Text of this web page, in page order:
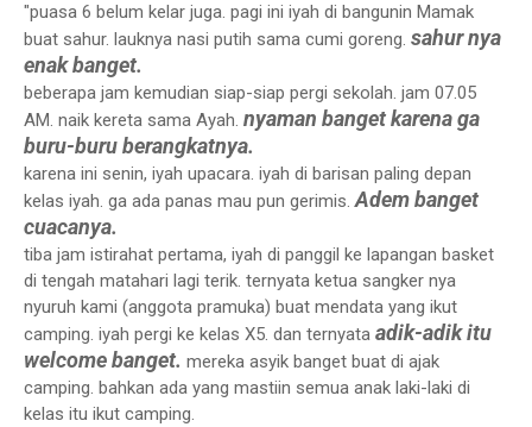
"puasa 6 belum kelar juga. pagi ini iyah di bangunin Mamak
buat sahur. lauknya nasi putih sama cumi goreng. sahur nya
enak banget.
beberapa jam kemudian siap-siap pergi sekolah. jam 07.05
AM. naik kereta sama Ayah. nyaman banget karena ga
buru-buru berangkatnya.
karena ini senin, iyah upacara. iyah di barisan paling depan
kelas iyah. ga ada panas mau pun gerimis. Adem banget
cuacanya.
tiba jam istirahat pertama, iyah di panggil ke lapangan basket
di tengah matahari lagi terik. ternyata ketua sangker nya
nyuruh kami (anggota pramuka) buat mendata yang ikut
camping. iyah pergi ke kelas X5. dan ternyata adik-adik itu
welcome banget. mereka asyik banget buat di ajak
camping. bahkan ada yang mastiin semua anak laki-laki di
kelas itu ikut camping.